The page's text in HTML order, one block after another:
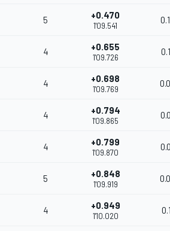
5 +0.470
1'09.541
4 +0.655
1'09.726
4 +0.698
1'09.769
4 +0.794
1'09.865
4 +0.799
1'09.870
5 +0.848
1'09.919
4 +0.949
1'10.020